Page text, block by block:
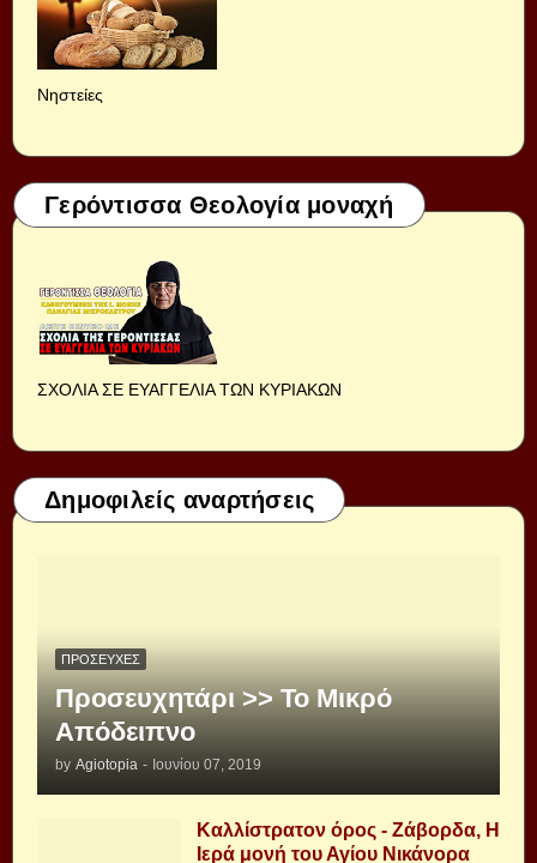
Νηστείες
Γερόντισσα Θεολογία μοναχή
ΣΧΟΛΙΑ ΣΕ ΕΥΑΓΓΕΛΙΑ ΤΩΝ ΚΥΡΙΑΚΩΝ
Δημοφιλείς αναρτήσεις
ΠΡΟΣΕΥΧΈΣ
Προσευχητάρι >> Το Μικρό
Απόδειπνο
by Agiotopia - Ιουνίου 07, 2019
Καλλίστρατον όρος - Ζάβορδα, Η
Ιερά μονή του Αγίου Νικάνορα